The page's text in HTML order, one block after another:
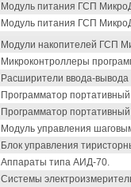
Модуль питания ГСП
Модуль питания ГСП
Модули накопителей ГСП
Микроконтроллеры
Расширители ввода-
Программатор
Программатор
Модуль управления
Блок управления
Аппараты типа АИД-70.
Системы